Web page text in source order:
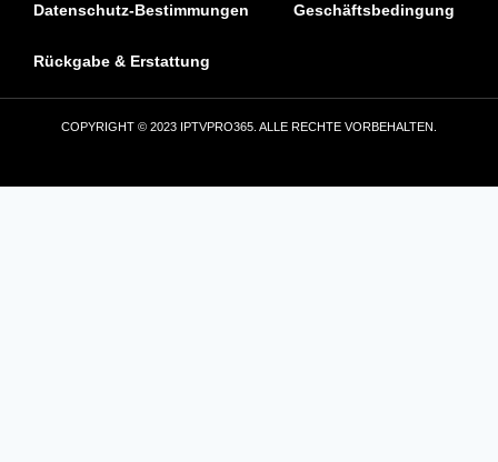
Datenschutz-Bestimmungen Geschäftsbedingung
Rückgabe & Erstattung
COPYRIGHT © 2023 IPTVPRO365. ALLE RECHTE VORBEHALTEN.